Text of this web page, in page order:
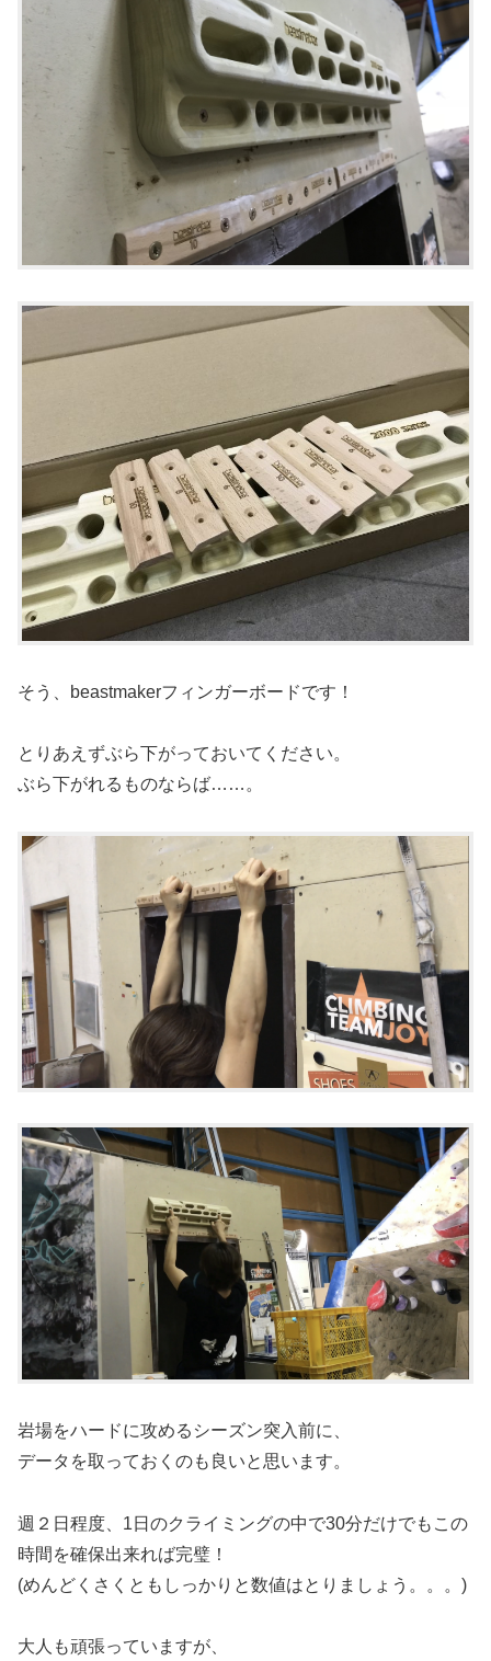
そう、beastmakerフィンガーボードです！
とりあえずぶら下がっておいてください。
ぶら下がれるものならば……。
岩場をハードに攻めるシーズン突入前に、
データを取っておくのも良いと思います。
週２日程度、1日のクライミングの中で30分だけでもこの
時間を確保出来れば完璧！
(めんどくさくともしっかりと数値はとりましょう。。。)
大人も頑張っていますが、